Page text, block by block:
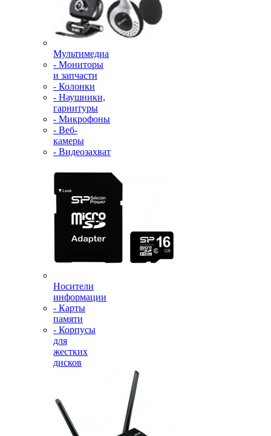
Мультимедиа
- Мониторы
и запчасти
- Колонки
- Наушники,
гарнитуры
- Микрофоны
- Веб-
камеры
- Видеозахват
Носители
информации
- Карты
памяти
- Корпусы
для
жестких
дисков